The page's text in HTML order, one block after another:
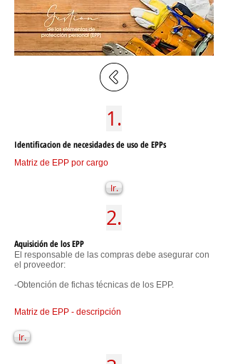
1.
Identificacion de necesidades de uso de EPPs
Matriz de EPP por cargo
Ir.
2.
Aquisición de los EPP
El responsable de las compras debe asegurar con
el proveedor:
-Obtención de fichas técnicas de los EPP.
Matriz de EPP - descripción
Ir.